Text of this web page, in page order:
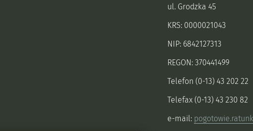
ul. Grodzka 45
KRS: 0000021043
NIP: 6842127313
REGON: 370441499
Telefon (0-13) 43 202 22
Telefax (0-13) 43 230 82
e-mail: